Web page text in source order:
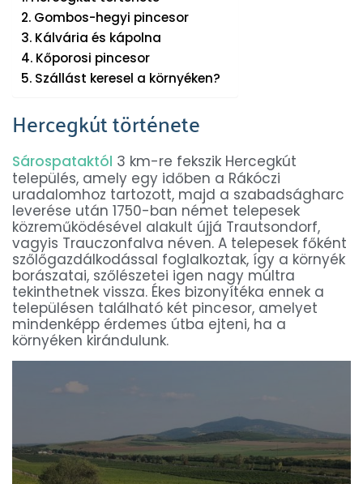
Gombos-hegyi pincesor
Kálvária és kápolna
Kőporosi pincesor
Szállást keresel a környéken?
Hercegkút története
Sárospataktól 3 km-re fekszik Hercegkút
település, amely egy időben a Rákóczi
uradalomhoz tartozott, majd a szabadságharc
leverése után 1750-ban német telepesek
közreműködésével alakult újjá Trautsondorf,
vagyis Trauczonfalva néven. A telepesek főként
szőlőgazdálkodással foglalkoztak, így a környék
borászatai, szőlészetei igen nagy múltra
tekinthetnek vissza. Ékes bizonyítéka ennek a
településen található két pincesor, amelyet
mindenképp érdemes útba ejteni, ha a
környéken kirándulunk.